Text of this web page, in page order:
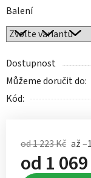
Balení
Dostupnost
Můžeme doručit do:
Kód:
od 1 223 Kč až
od 1